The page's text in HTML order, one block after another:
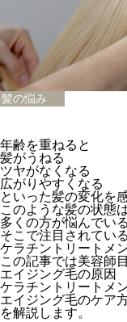
髪の悩み
年齢を重ねると
髪がうねる
ツヤがなくなる
広がりやすくなる
といった髪の変化を
このような髪の状態
多くの方が悩んでい
そこで注目されてい
ケラチントリートメ
この記事では美容師
エイジング毛の原因
ケラチントリートメ
エイジング毛のケア
を解説します。